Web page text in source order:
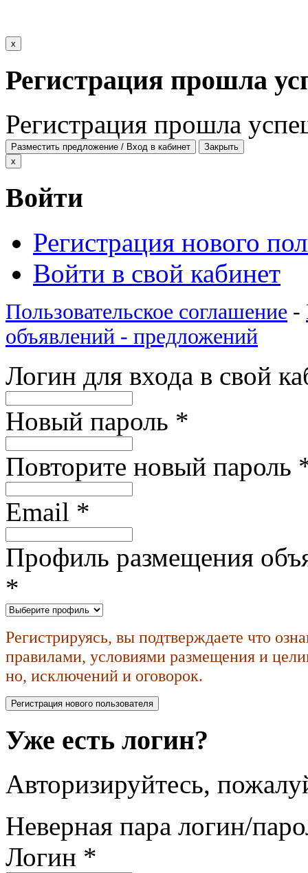
x
Регистрация прошла
Регистрация прошла
Разместить предложение / Вход в кабинет
Закрыть
x
Войти
Регистрация нового
Войти в свой кабинет
Пользовательское соглашение -
объявлений - предложений
Логин для входа в свой
Новый пароль *
Повторите новый пароль
Email *
Профиль размещения
*
Регистрируясь, вы подтверждаете что
правилами, условиями размещения и
но, исключений и оговорок.
Уже есть логин?
Авторизируйтесь,
Неверная пара логин/
Логин *